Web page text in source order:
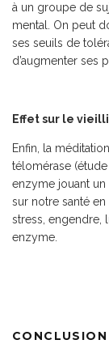
à un groupe de
mental. On peut
ses seuils de
d’augmenter ses
Effet sur le
Enfin, la
télomérase
enzyme jouant
sur notre santé en
stress, engendre,
enzyme.
CONCLUSION